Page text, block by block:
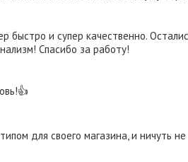
быстро и супер качественно.
Спасибо за работу!
для своего магазина, и ничуть